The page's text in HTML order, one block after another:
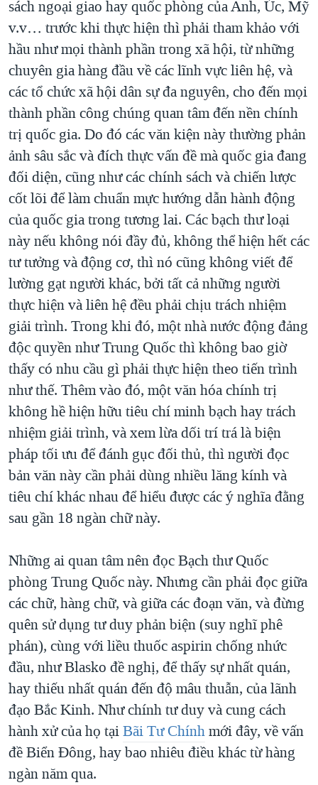
sách ngoại giao hay quốc phòng của Anh, Úc, Mỹ
v.v… trước khi thực hiện thì phải tham khảo với
hầu như mọi thành phần trong xã hội, từ những
chuyên gia hàng đầu về các lĩnh vực liên hệ, và
các tổ chức xã hội dân sự đa nguyên, cho đến mọi
thành phần công chúng quan tâm đến nền chính
trị quốc gia. Do đó các văn kiện này thường phản
ảnh sâu sắc và đích thực vấn đề mà quốc gia đang
đối diện, cũng như các chính sách và chiến lược
cốt lõi để làm chuẩn mực hướng dẫn hành động
của quốc gia trong tương lai. Các bạch thư loại
này nếu không nói đầy đủ, không thể hiện hết các
tư tưởng và động cơ, thì nó cũng không viết để
lường gạt người khác, bởi tất cả những người
thực hiện và liên hệ đều phải chịu trách nhiệm
giải trình. Trong khi đó, một nhà nước động đảng
độc quyền như Trung Quốc thì không bao giờ
thấy có nhu cầu gì phải thực hiện theo tiến trình
như thế. Thêm vào đó, một văn hóa chính trị
không hề hiện hữu tiêu chí minh bạch hay trách
nhiệm giải trình, và xem lừa dối trí trá là biện
pháp tối ưu để đánh gục đối thủ, thì người đọc
bản văn này cần phải dùng nhiều lăng kính và
tiêu chí khác nhau để hiểu được các ý nghĩa đằng
sau gần 18 ngàn chữ này.
Những ai quan tâm nên đọc Bạch thư Quốc
phòng Trung Quốc này. Nhưng cần phải đọc giữa
các chữ, hàng chữ, và giữa các đoạn văn, và đừng
quên sử dụng tư duy phản biện (suy nghĩ phê
phán), cùng với liều thuốc aspirin chống nhức
đầu, như Blasko đề nghị, để thấy sự nhất quán,
hay thiếu nhất quán đến độ mâu thuẫn, của lãnh
đạo Bắc Kinh. Như chính tư duy và cung cách
hành xử của họ tạiBãi Tư Chínhmới đây, về vấn
đề Biển Đông, hay bao nhiêu điều khác từ hàng
ngàn năm qua.